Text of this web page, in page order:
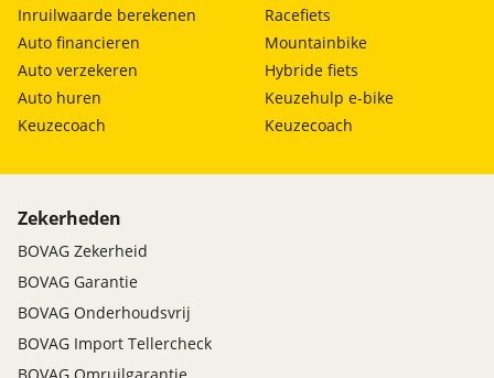
Inruilwaarde berekenen
Auto financieren
Auto verzekeren
Auto huren
Keuzecoach
Racefiets
Mountainbike
Hybride fiets
Keuzehulp e-bike
Keuzecoach
Zekerheden
BOVAG Zekerheid
BOVAG Garantie
BOVAG Onderhoudsvrij
BOVAG Import Tellercheck